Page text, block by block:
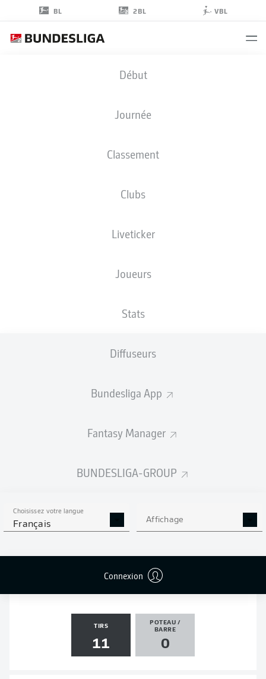
BL 2BL VBL
Début
Journée
Classement
Clubs
Liveticker
Joueurs
Stats
Diffuseurs
Bundesliga App
Fantasy Manager
BUNDESLIGA-GROUP
Choisissez votre langue
Français Affichage
Connexion
STATS DE LA SAISON
2025/2026
BUTS
0
PENALTIES
0
TIRS
11
POTEAU /
BARRE
0